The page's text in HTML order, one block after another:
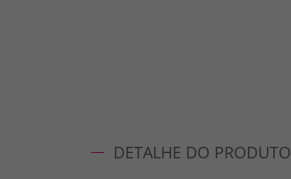
DETALHE DO PRODUTO